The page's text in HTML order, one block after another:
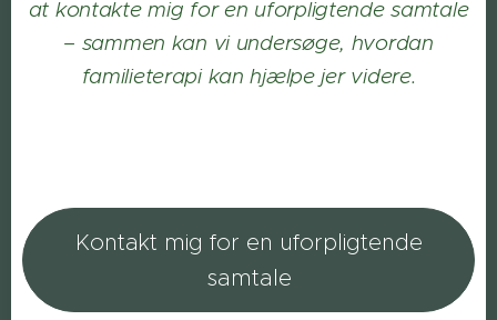
at kontakte mig for en uforpligtende samtale
– sammen kan vi undersøge, hvordan
familieterapi kan hjælpe jer videre.
Kontakt mig for en uforpligtende
samtale